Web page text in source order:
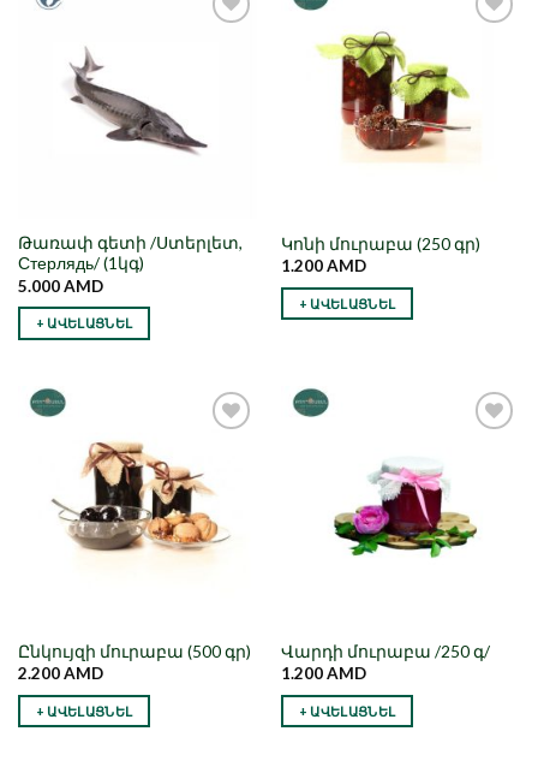
Թառափ գետի /Ստերլետ,
Стерлядь/ (1կգ)
5.000AMD
+ ԱՎԵԼԱՑՆԵԼ
նախընտրած
Կոնի մուրաբա (250 գր)
1.200AMD
+ ԱՎԵԼԱՑՆԵԼ
նախընտրած
Ընկույզի մուրաբա (500 գր)
2.200AMD
+ ԱՎԵԼԱՑՆԵԼ
նախընտրած
Վարդի մուրաբա /250 գ/
1.200AMD
+ ԱՎԵԼԱՑՆԵԼ